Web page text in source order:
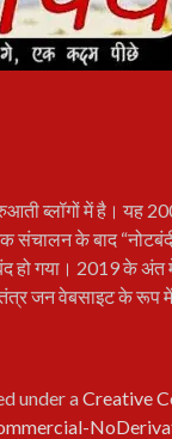
ब्लॉगों में है। यह
संचालन के बाद
हो गया। 2019 के अंत में
जन वेबसाइट के रूप
under aCreative